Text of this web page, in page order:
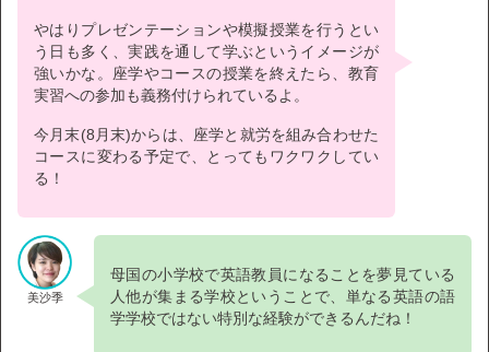
やはりプレゼンテーションや模擬授業を行うとい
う日も多く、実践を通して学ぶというイメージが
強いかな。座学やコースの授業を終えたら、教育
実習への参加も義務付けられているよ。
今月末(8月末)からは、座学と就労を組み合わせた
コースに変わる予定で、とってもワクワクしてい
る！
美沙季
母国の小学校で英語教員になることを夢見ている
人他が集まる学校ということで、単なる英語の語
学学校ではない特別な経験ができるんだね！